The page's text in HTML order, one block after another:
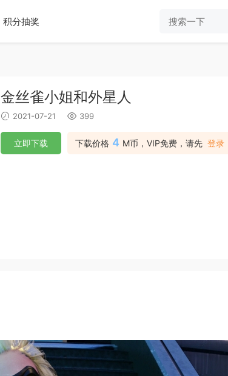
积分抽奖
金丝雀小姐和外星人
2021-07-21 399
下载价格 4 M币，VIP免费，请先 登录
立即下载